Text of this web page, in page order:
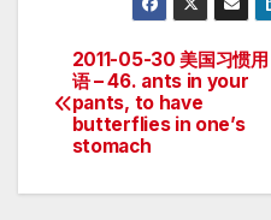
Post
navigation
2011-05-30 美国习惯用
语 – 46. ants in your
pants, to have
butterflies in one’s
stomach